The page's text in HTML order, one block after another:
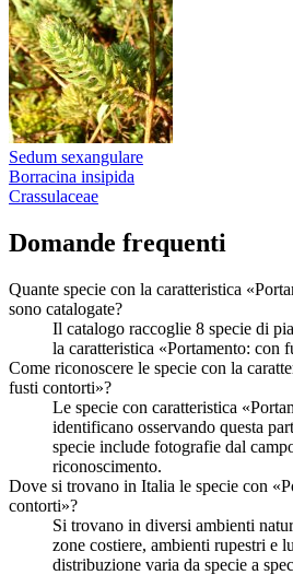
Sedum sexangulare
Borracina insipida
Crassulaceae
Domande frequenti
Quante specie con la caratteristica
sono catalogate?
Il catalogo raccoglie 8 specie di
la caratteristica «Portamento: con
Come riconoscere le specie con la
fusti contorti»?
Le specie con caratteristica
identificano osservando questa
specie include fotografie dal
riconoscimento.
Dove si trovano in Italia le specie con
contorti»?
Si trovano in diversi ambienti
zone costiere, ambienti rupestri e
distribuzione varia da specie a